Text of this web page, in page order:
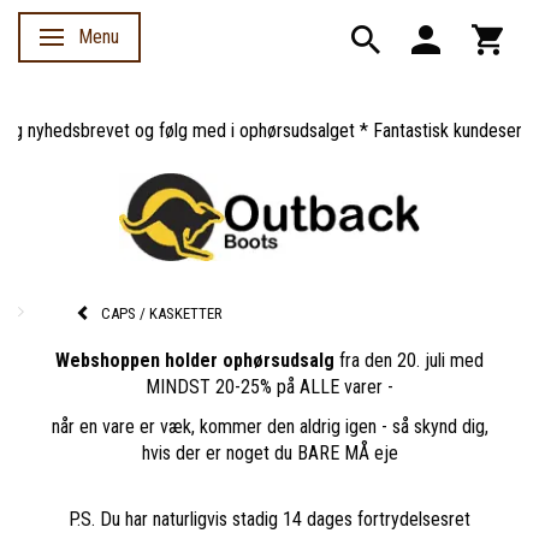
Skifte navigation
Menu
og følg med i ophørsudsalget * Fantastisk kundeservice
CAPS / KASKETTER
Webshoppen holder ophørsudsalg fra den 20. juli med
MINDST 20-25% på ALLE varer -
når en vare er væk, kommer den aldrig igen - så skynd dig,
hvis der er noget du BARE MÅ eje
P.S. Du har naturligvis stadig 14 dages fortrydelsesret